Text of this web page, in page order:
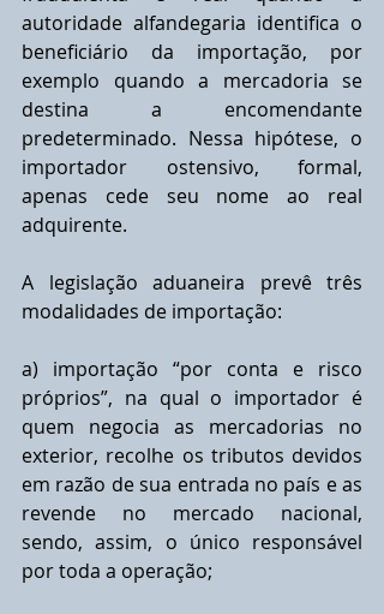
autoridade alfandegaria identifica o
beneficiário da importação, por
exemplo quando a mercadoria se
destina a encomendante
predeterminado. Nessa hipótese, o
importador ostensivo, formal,
apenas cede seu nome ao real
adquirente.
A legislação aduaneira prevê três
modalidades de importação:
a) importação “por conta e risco
próprios”, na qual o importador é
quem negocia as mercadorias no
exterior, recolhe os tributos devidos
em razão de sua entrada no país e as
revende no mercado nacional,
sendo, assim, o único responsável
por toda a operação;